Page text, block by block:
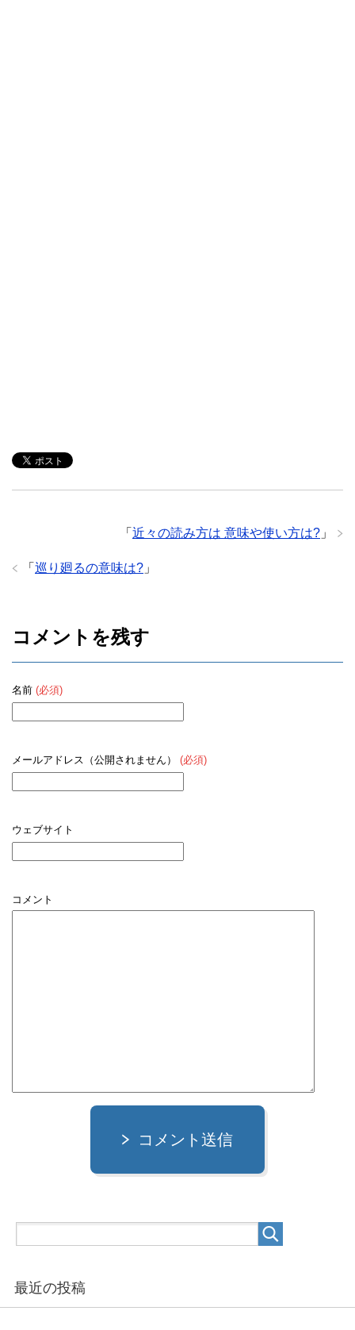
「 近々の読み方は 意味や使い方は? 」
「 巡り廻るの意味は? 」
コメントを残す
名前 (必須)
メールアドレス（公開されません） (必須)
ウェブサイト
コメント
コメント送信
最近の投稿